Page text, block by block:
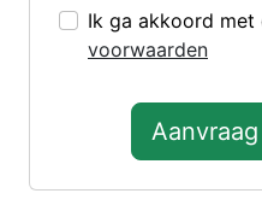
Ik ga akkoord met
voorwaarden